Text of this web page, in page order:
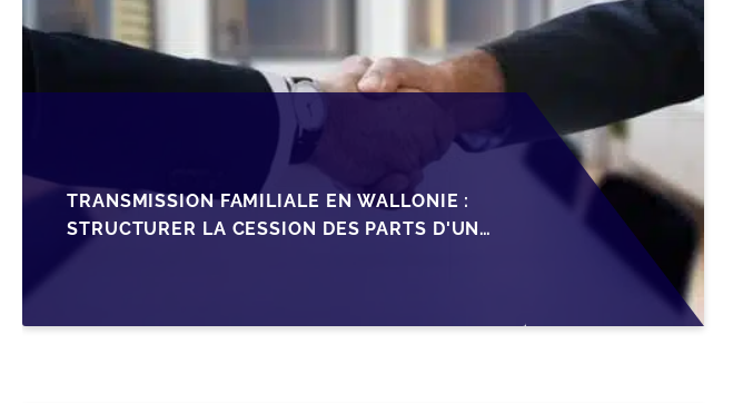
TRANSMISSION FAMILIALE EN WALLONIE :
STRUCTURER LA CESSION DES PARTS D'UNE
SRL